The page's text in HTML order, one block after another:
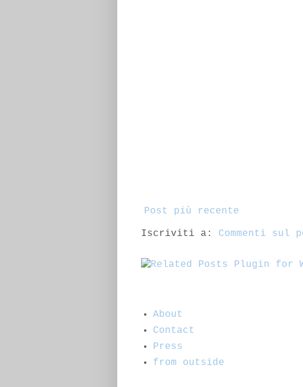
Post più recente
Iscriviti a: Commenti sul
About
Contact
Press
from outside